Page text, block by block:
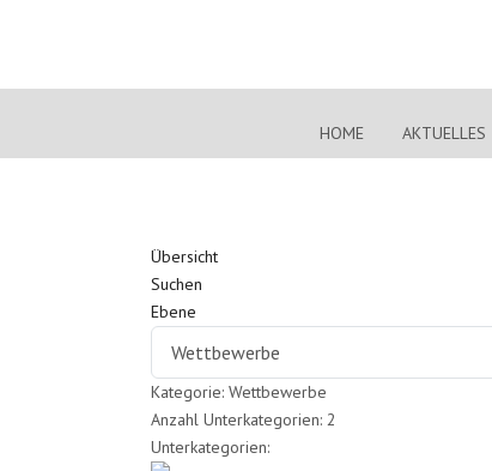
HOME AKTUELLES
Übersicht
Suchen
Ebene
Kategorie: Wettbewerbe
Anzahl Unterkategorien: 2
Unterkategorien: